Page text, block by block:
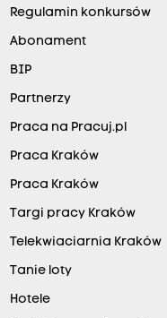
Regulamin konkursów
Abonament
BIP
Partnerzy
Praca na Pracuj.pl
Praca Kraków
Praca Kraków
Targi pracy Kraków
Telekwiaciarnia Kraków
Tanie loty
Hotele